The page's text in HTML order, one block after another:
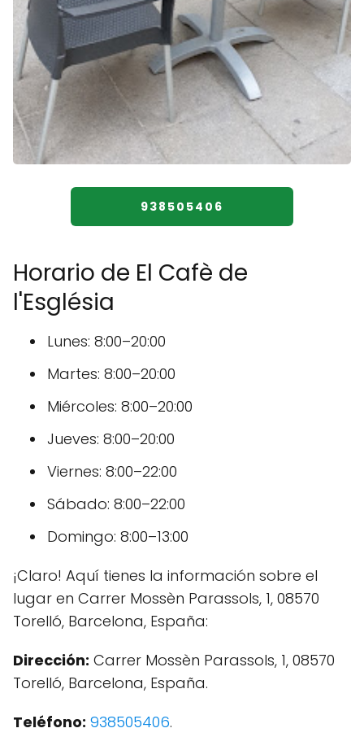
938505406
Horario de El Cafè de
l'Església
Lunes: 8:00–20:00
Martes: 8:00–20:00
Miércoles: 8:00–20:00
Jueves: 8:00–20:00
Viernes: 8:00–22:00
Sábado: 8:00–22:00
Domingo: 8:00–13:00
¡Claro! Aquí tienes la información sobre el
lugar en Carrer Mossèn Parassols, 1, 08570
Torelló, Barcelona, España:
Dirección: Carrer Mossèn Parassols, 1, 08570
Torelló, Barcelona, España.
Teléfono: 938505406.